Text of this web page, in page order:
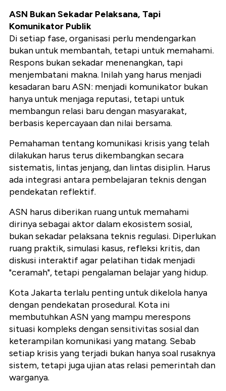
ASN Bukan Sekadar Pelaksana, Tapi
Komunikator Publik
Di setiap fase, organisasi perlu mendengarkan
bukan untuk membantah, tetapi untuk memahami.
Respons bukan sekadar menenangkan, tapi
menjembatani makna. Inilah yang harus menjadi
kesadaran baru ASN: menjadi komunikator bukan
hanya untuk menjaga reputasi, tetapi untuk
membangun relasi baru dengan masyarakat,
berbasis kepercayaan dan nilai bersama.
Pemahaman tentang komunikasi krisis yang telah
dilakukan harus terus dikembangkan secara
sistematis, lintas jenjang, dan lintas disiplin. Harus
ada integrasi antara pembelajaran teknis dengan
pendekatan reflektif.
ASN harus diberikan ruang untuk memahami
dirinya sebagai aktor dalam ekosistem sosial,
bukan sekadar pelaksana teknis regulasi. Diperlukan
ruang praktik, simulasi kasus, refleksi kritis, dan
diskusi interaktif agar pelatihan tidak menjadi
"ceramah", tetapi pengalaman belajar yang hidup.
Kota Jakarta terlalu penting untuk dikelola hanya
dengan pendekatan prosedural. Kota ini
membutuhkan ASN yang mampu merespons
situasi kompleks dengan sensitivitas sosial dan
keterampilan komunikasi yang matang. Sebab
setiap krisis yang terjadi bukan hanya soal rusaknya
sistem, tetapi juga ujian atas relasi pemerintah dan
warganya.